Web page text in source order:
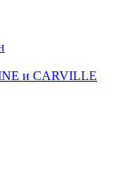
и CARVILLE